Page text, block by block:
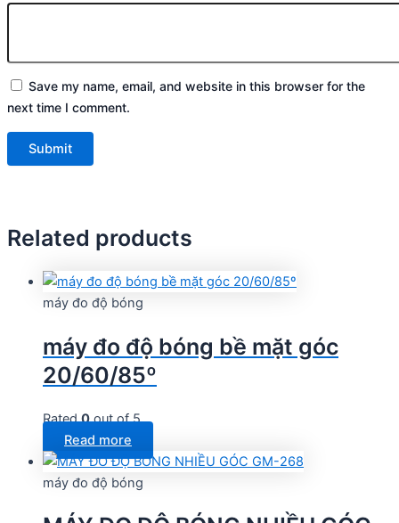
Save my name, email, and website in this browser for the
next time I comment.
Related products
máy đo độ bóng
máy đo độ bóng bề mặt góc
20/60/85º
Rated0out of 5
Read more
máy đo độ bóng